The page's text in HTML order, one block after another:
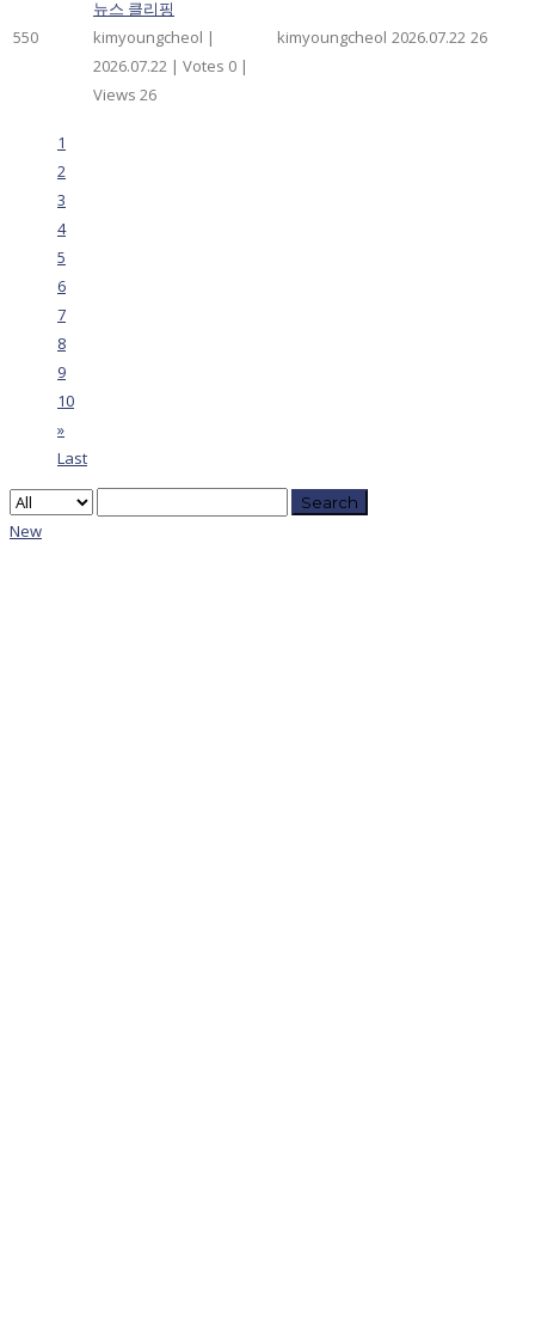
550
뉴스 클리핑
kimyoungcheol |
2026.07.22 | Votes 0 |
Views 26
kimyoungcheol 2026.07.22 26
1
2
3
4
5
6
7
8
9
10
»
Last
Search
New